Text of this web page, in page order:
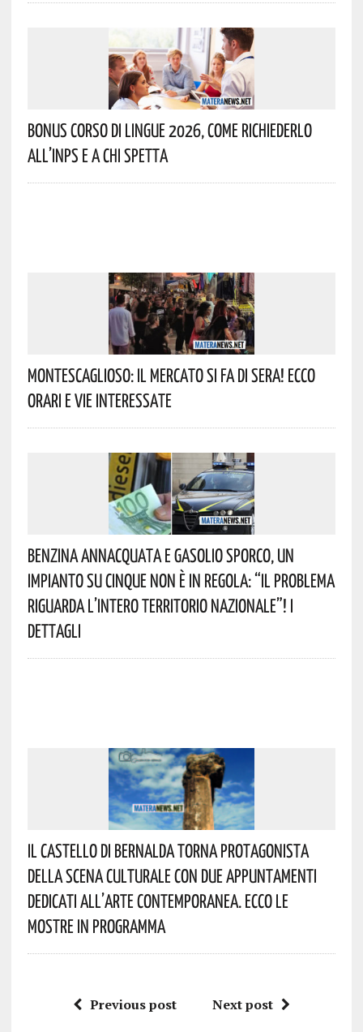
Bonus Corso Di Lingue 2026, Come Richiederlo
All’INPS E A Chi Spetta
Montescaglioso: Il Mercato Si Fa Di Sera! Ecco
Orari E Vie Interessate
Benzina Annacquata E Gasolio Sporco, Un
Impianto Su Cinque Non È In Regola: “il Problema
Riguarda L’intero Territorio Nazionale”! I
Dettagli
Il Castello Di Bernalda Torna Protagonista
Della Scena Culturale Con Due Appuntamenti
Dedicati All’arte Contemporanea. Ecco Le
Mostre In Programma
Previous post Next post